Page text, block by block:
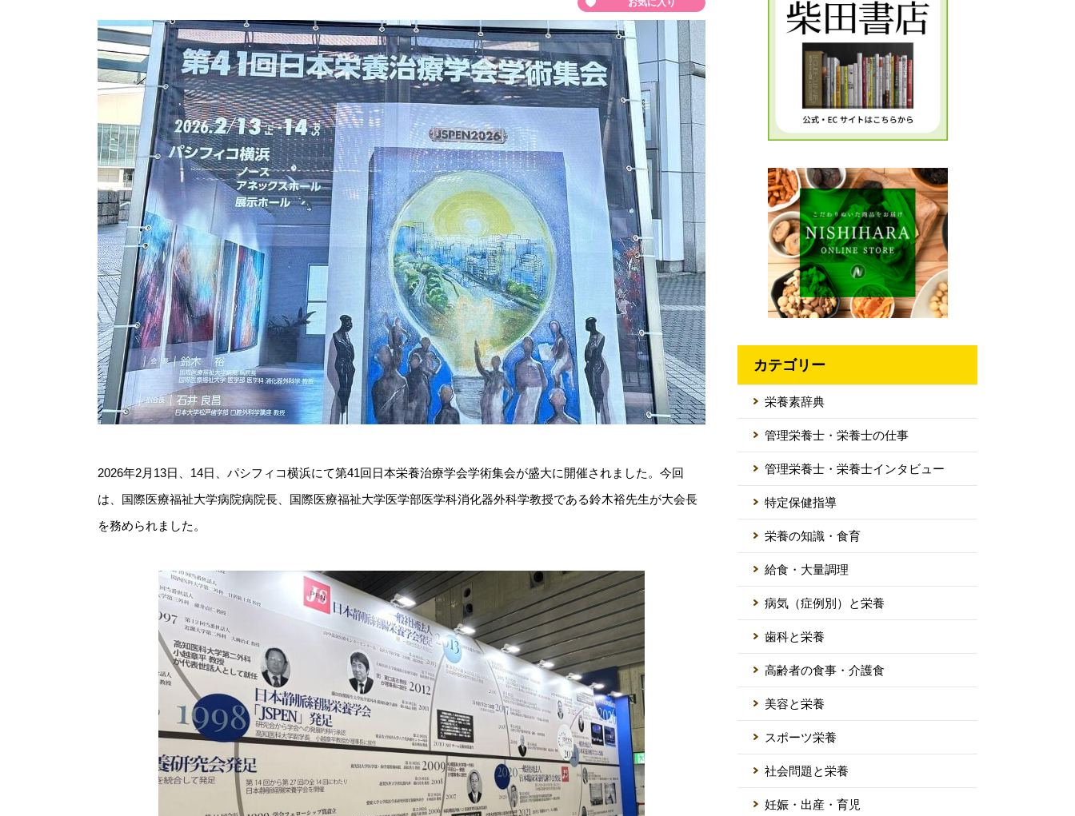
お気に入り
2026年2月13日、14日、パシフィコ横浜にて第41回日本栄養治療学会学術集会が盛大に開催されました。今回
は、国際医療福祉大学病院病院長、国際医療福祉大学医学部医学科消化器外科学教授である鈴木裕先生が大会長
を務められました。
カテゴリー
栄養素辞典
管理栄養士・栄養士の仕事
管理栄養士・栄養士インタビュー
特定保健指導
栄養の知識・食育
給食・大量調理
病気（症例別）と栄養
歯科と栄養
高齢者の食事・介護食
美容と栄養
スポーツ栄養
社会問題と栄養
妊娠・出産・育児